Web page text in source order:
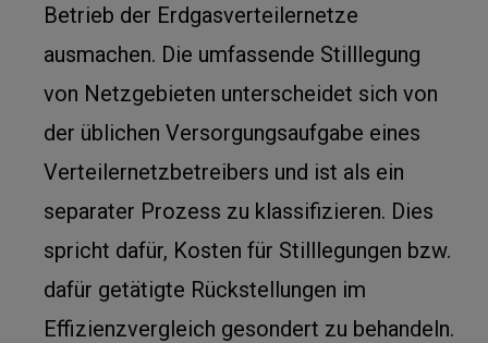
Betrieb der Erdgasverteilernetze
ausmachen. Die umfassende Stilllegung
von Netzgebieten unterscheidet sich von
der üblichen Versorgungsaufgabe eines
Verteilernetzbetreibers und ist als ein
separater Prozess zu klassifizieren. Dies
spricht dafür, Kosten für Stilllegungen bzw.
dafür getätigte Rückstellungen im
Effizienzvergleich gesondert zu behandeln.